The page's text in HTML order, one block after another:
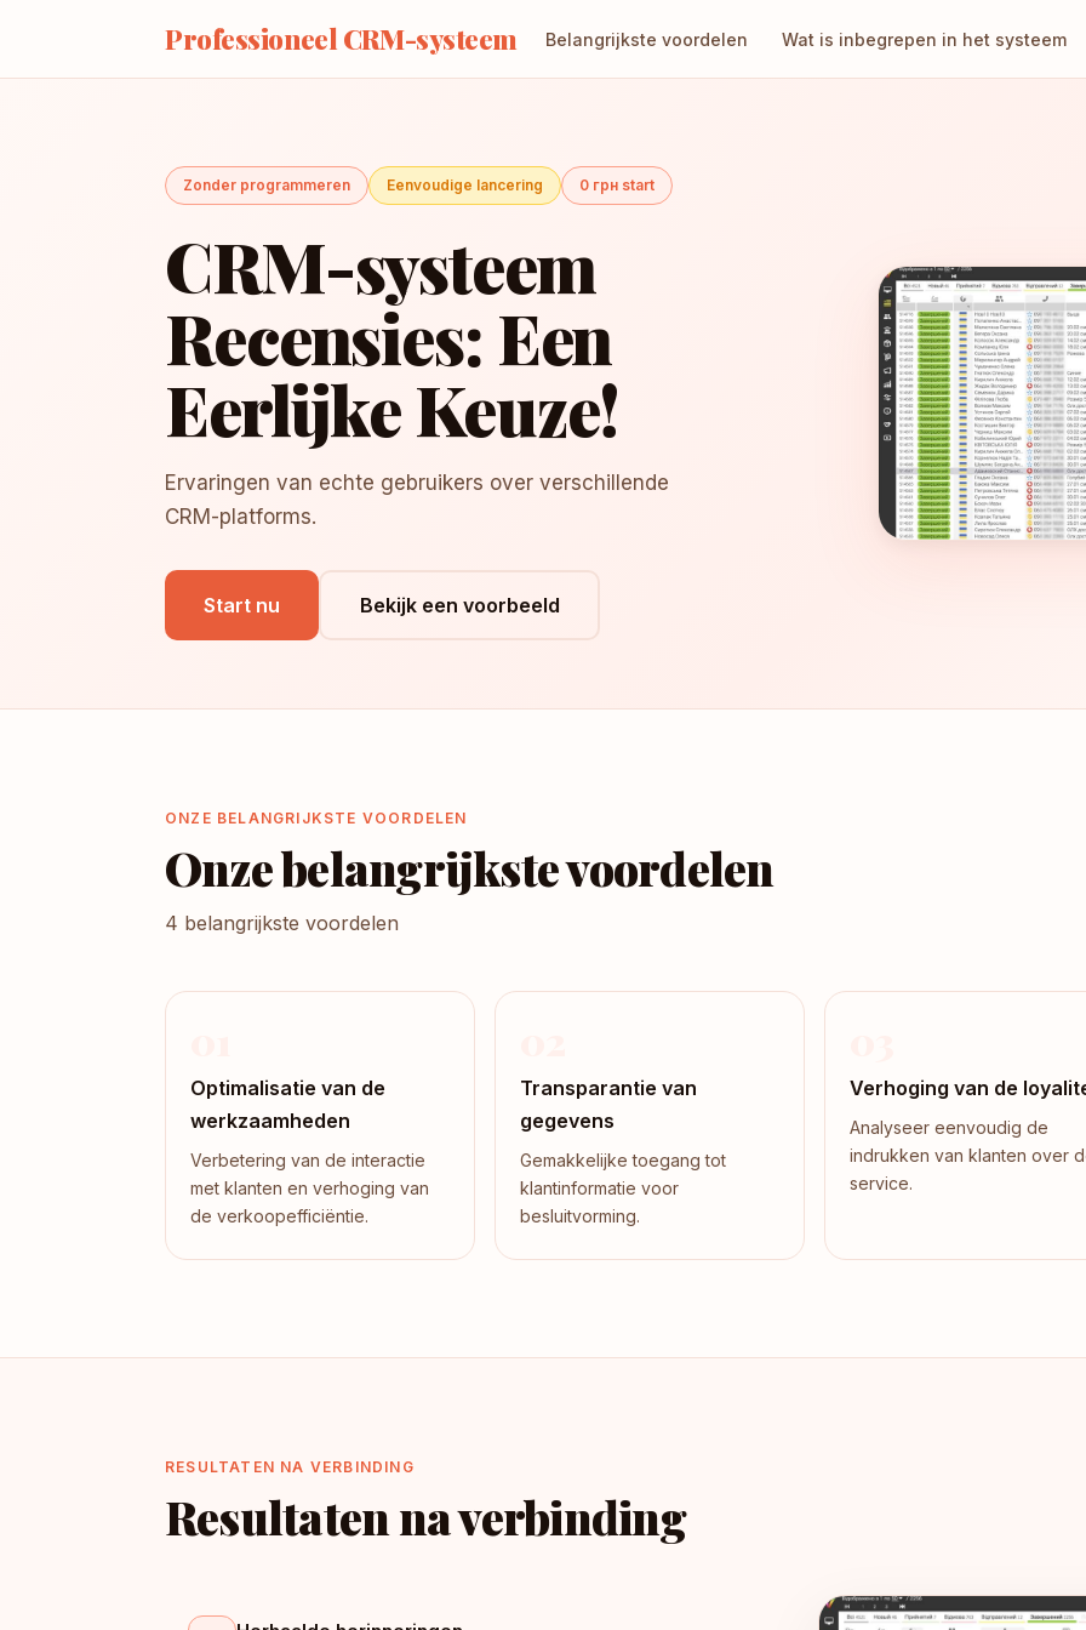
Professioneel CRM-systeem Belangrijkste voordelen Wat is inbegrepen in het systeem
Zonder programmeren Eenvoudige lancering 0 грн start
CRM-systeem
Recensies: Een
Eerlijke Keuze!
Ervaringen van echte gebruikers over verschillende
CRM-platforms.
Start nu Bekijk een voorbeeld
ONZE BELANGRIJKSTE VOORDELEN
Onze belangrijkste voordelen
4 belangrijkste voordelen
Optimalisatie van de
werkzaamheden
Verbetering van de interactie
met klanten en verhoging van
de verkoopefficiëntie.
Transparantie van
gegevens
Gemakkelijke toegang tot
klantinformatie voor
besluitvorming.
Verhoging van de
Analyseer eenvoudig de
indrukken van klanten over
service.
RESULTATEN NA VERBINDING
Resultaten na verbinding